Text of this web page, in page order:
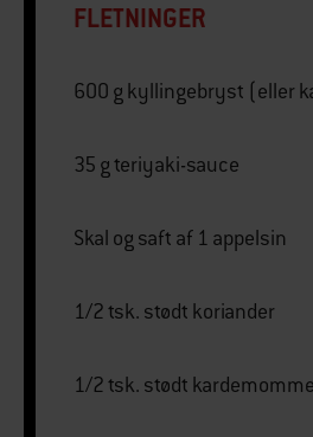
FLETNINGER
600 g kyllingebryst (eller
35 g teriyaki-sauce
Skal og saft af 1 appelsin
1/2 tsk. stødt koriander
1/2 tsk. stødt kardemomme